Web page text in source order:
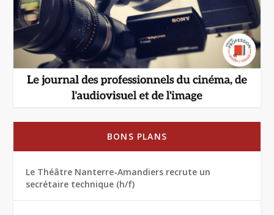
BONS PLANS
Le Théâtre Nanterre-Amandiers recrute un
secrétaire technique (h/f)